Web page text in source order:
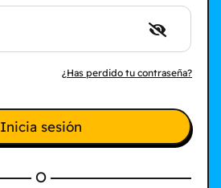
¿Has perdido tu contraseña?
Inicia sesión
O